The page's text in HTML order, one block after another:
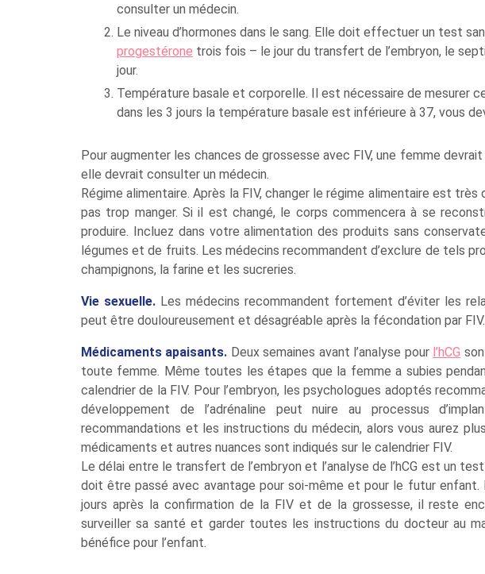
consulter un médecin.
Le niveau d’hormones dans le sang. Elle doit effectuer un test
progestérone trois fois – le jour du transfert de l’embryon, le
jour.
Température basale et corporelle. Il est nécessaire de mesurer
dans les 3 jours la température basale est inférieure à 37, vous
Pour augmenter les chances de grossesse avec FIV, une femme
elle devrait consulter un médecin.
Régime alimentaire. Après la FIV, changer le régime alimentaire est
pas trop manger. Si il est changé, le corps commencera à se
produire. Incluez dans votre alimentation des produits sans
légumes et de fruits. Les médecins recommandent d’exclure de tels
champignons, la farine et les sucreries.
Vie sexuelle.Les médecins recommandent fortement d’éviter les
peut être douloureusement et désagréable après la fécondation par FIV.
Médicaments apaisants. Deux semaines avant l’analyse pour l’hCG
toute femme. Même toutes les étapes que la femme a subies
calendrier de la FIV. Pour l’embryon, les psychologues adoptés
développement de l’adrénaline peut nuire au processus
recommandations et les instructions du médecin, alors vous aurez
médicaments et autres nuances sont indiqués sur le calendrier FIV.
Le délai entre le transfert de l’embryon et l’analyse de l’hCG est un
doit être passé avec avantage pour soi-même et pour le futur
jours après la confirmation de la FIV et de la grossesse, il reste
surveiller sa santé et garder toutes les instructions du docteur au
bénéfice pour l’enfant.